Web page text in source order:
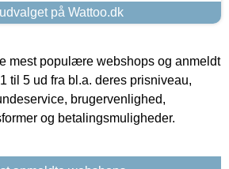
på Wattoo.dk
mest populære webshops og anmeldt
til 5 ud fra bl.a. deres prisniveau,
brugervenlighed,
og betalingsmuligheder.